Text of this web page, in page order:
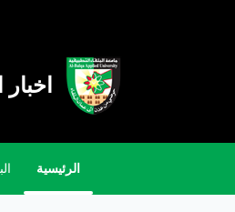
الرئيسية